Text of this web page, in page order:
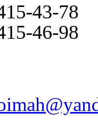
43-78
46-98